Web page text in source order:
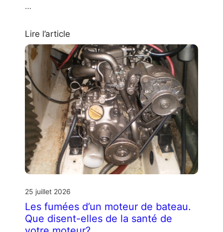
…
Lire l’article
25 juillet 2026
Les fumées d’un moteur de bateau.
Que disent-elles de la santé de